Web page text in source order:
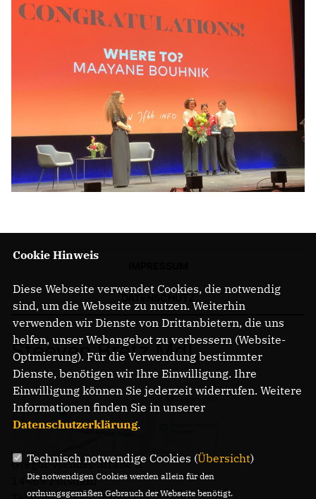
Steeven Bretz MdL
Gregor-Mendel-Straße 3
14469 Potsdam
Cookie Hinweis
Diese Webseite verwendet Cookies, die notwendig
sind, um die Webseite zu nutzen. Weiterhin
verwenden wir Dienste von Drittanbietern, die uns
helfen, unser Webangebot zu verbessern (Website-
Optmierung). Für die Verwendung bestimmter
Dienste, benötigen wir Ihre Einwilligung. Ihre
Einwilligung können Sie jederzeit widerrufen. Weitere
Informationen finden Sie in unserer
Datenschutzerklärung.
Technisch notwendige Cookies (Übersicht)
Die notwendigen Cookies werden allein für den
ordnungsgemäßen Gebrauch der Webseite benötigt.